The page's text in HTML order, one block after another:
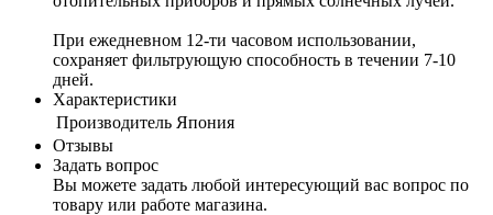
При ежедневном 12-ти часовом использовании,
сохраняет фильтрующую способность в течении 7-10
дней.
Характеристики
Производитель Япония
Отзывы
Задать вопрос
Вы можете задать любой интересующий вас вопрос по
товару или работе магазина.